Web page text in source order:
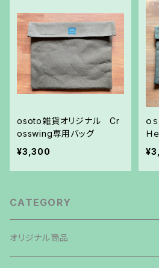
osoto雑貨オリジナル Cr
osswing専用バッグ
¥3,300
ｏ
Ｈ
CATEGORY
オリジナル商品